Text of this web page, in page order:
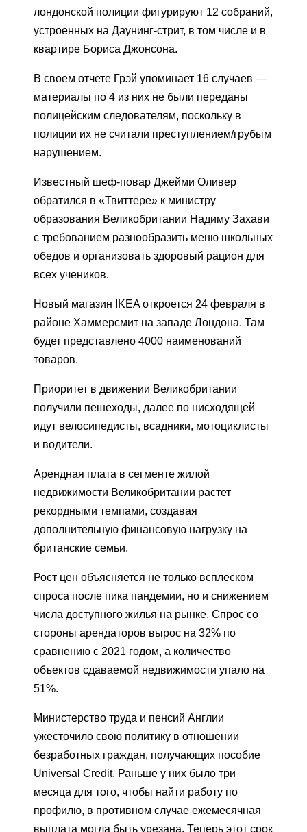
лондонской полиции фигурируют 12 собраний,
устроенных на Даунинг-стрит, в том числе и в
квартире Бориса Джонсона.
В своем отчете Грэй упоминает 16 случаев —
материалы по 4 из них не были переданы
полицейским следователям, поскольку в
полиции их не считали преступлением/грубым
нарушением.
Известный шеф-повар Джейми Оливер
обратился в «Твиттере» к министру
образования Великобритании Надиму Захави
с требованием разнообразить меню школьных
обедов и организовать здоровый рацион для
всех учеников.
Новый магазин IKEA откроется 24 февраля в
районе Хаммерсмит на западе Лондона. Там
будет представлено 4000 наименований
товаров.
Приоритет в движении Великобритании
получили пешеходы, далее по нисходящей
идут велосипедисты, всадники, мотоциклисты
и водители.
Арендная плата в сегменте жилой
недвижимости Великобритании растет
рекордными темпами, создавая
дополнительную финансовую нагрузку на
британские семьи.
Рост цен объясняется не только всплеском
спроса после пика пандемии, но и снижением
числа доступного жилья на рынке. Спрос со
стороны арендаторов вырос на 32% по
сравнению с 2021 годом, а количество
объектов сдаваемой недвижимости упало на
51%.
Министерство труда и пенсий Англии
ужесточило свою политику в отношении
безработных граждан, получающих пособие
Universal Credit. Раньше у них было три
месяца для того, чтобы найти работу по
профилю, в противном случае ежемесячная
выплата могла быть урезана. Теперь этот срок